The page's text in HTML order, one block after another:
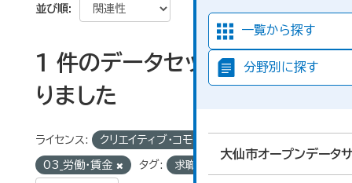
一覧から探す
分野別に探す
大仙市オープンデータ
並び順
1 件のデータセットが見つか
りました
ライセンス: クリエイティブ・コモンズ 表示
03_労働・賃金 タグ: 求職者数